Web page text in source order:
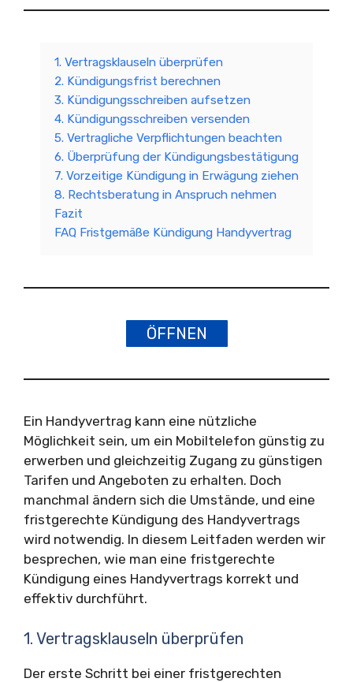
1. Vertragsklauseln überprüfen
2. Kündigungsfrist berechnen
3. Kündigungsschreiben aufsetzen
4. Kündigungsschreiben versenden
5. Vertragliche Verpflichtungen beachten
6. Überprüfung der Kündigungsbestätigung
7. Vorzeitige Kündigung in Erwägung ziehen
8. Rechtsberatung in Anspruch nehmen
Fazit
FAQ Fristgemäße Kündigung Handyvertrag
ÖFFNEN
Ein Handyvertrag kann eine nützliche
Möglichkeit sein, um ein Mobiltelefon günstig zu
erwerben und gleichzeitig Zugang zu günstigen
Tarifen und Angeboten zu erhalten. Doch
manchmal ändern sich die Umstände, und eine
fristgerechte Kündigung des Handyvertrags
wird notwendig. In diesem Leitfaden werden wir
besprechen, wie man eine fristgerechte
Kündigung eines Handyvertrags korrekt und
effektiv durchführt.
1. Vertragsklauseln überprüfen
Der erste Schritt bei einer fristgerechten